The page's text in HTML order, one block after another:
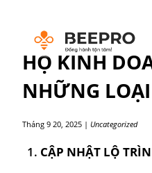
HỘ KINH
NHỮNG
Tháng 9 20, 2025